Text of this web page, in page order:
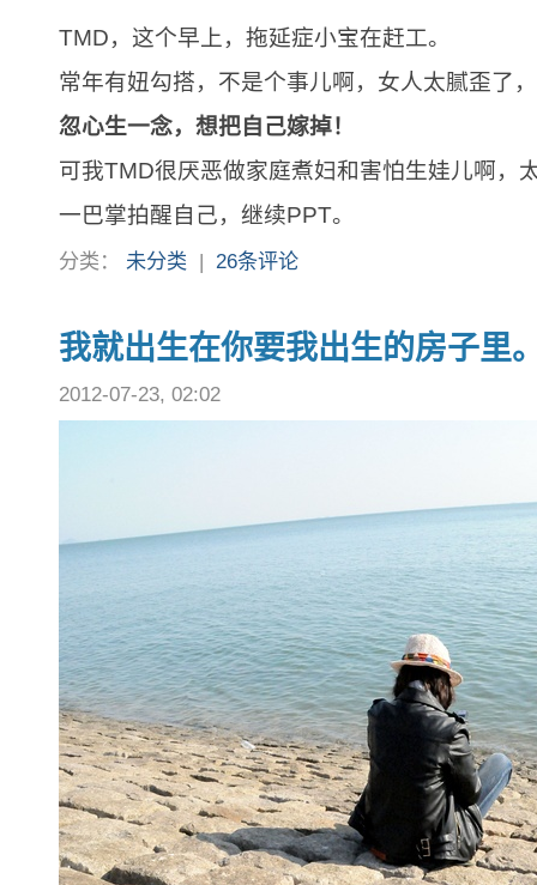
TMD，这个早上，拖延症小宝在赶工。
常年有妞勾搭，不是个事儿啊，女人太腻歪了，
忽心生一念，想把自己嫁掉！
可我TMD很厌恶做家庭煮妇和害怕生娃儿啊，
一巴掌拍醒自己，继续PPT。
分类： 未分类 | 26条评论
我就出生在你要我出生的房子里
2012-07-23, 02:02